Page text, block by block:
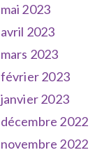
mai 2023
avril 2023
mars 2023
février 2023
janvier 2023
décembre 2022
novembre 2022